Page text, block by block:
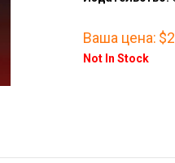
Ваша цена:
Not In Stock